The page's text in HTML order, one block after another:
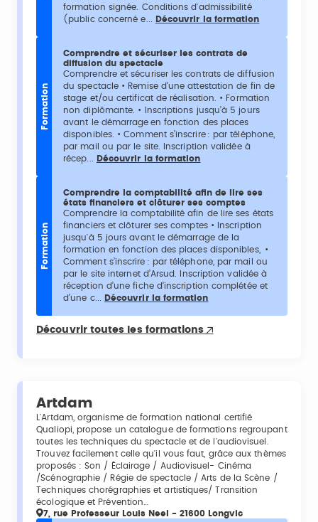
formation signée. Conditions d'admissibilité
(public concerné e...
Découvrir la formation
Formation
Comprendre et sécuriser les contrats de
diffusion du spectacle
Comprendre et sécuriser les contrats de diffusion
du spectacle • Remise d’une attestation de fin de
stage et/ou certificat de réalisation. • Formation
non diplômante. • Inscriptions jusqu’à 5 jours
avant le démarrage en fonction des places
disponibles. • Comment s’inscrire : par téléphone,
par mail ou par le site. Inscription validée à
récep...
Découvrir la formation
Formation
Comprendre la comptabilité afin de lire ses
états financiers et clôturer ses comptes
Comprendre la comptabilité afin de lire ses états
financiers et clôturer ses comptes • Inscription
jusqu'à 5 jours avant le démarrage de la
formation en fonction des places disponibles, •
Comment s’inscrire : par téléphone, par mail ou
par le site internet d’Arsud. Inscription validée à
réception d’une fiche d’inscription complétée et
d’une c...
Découvrir la formation
Découvrir toutes les formations
Artdam
L'Artdam, organisme de formation national certifié
Qualiopi, propose un catalogue de formations regroupant
toutes les techniques du spectacle et de l'audiovisuel.
Trouvez facilement celle qu'il vous faut, grâce aux thèmes
proposés : Son / Éclairage / Audiovisuel- Cinéma
/Scénographie / Régie de spectacle / Arts de la Scène /
Techniques chorégraphies et artistiques/ Transition
écologique et Prévention…
7, rue Professeur Louis Neel - 21600 Longvic